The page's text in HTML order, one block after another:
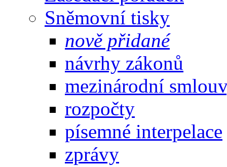
Sněmovní tisky
nově přidané
návrhy zákonů
mezinárodní
rozpočty
písemné interpelace
zprávy